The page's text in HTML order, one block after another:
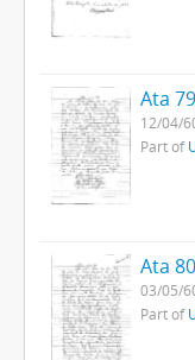
Ata
12/04/
Part of
Ata
03/05/
Part of